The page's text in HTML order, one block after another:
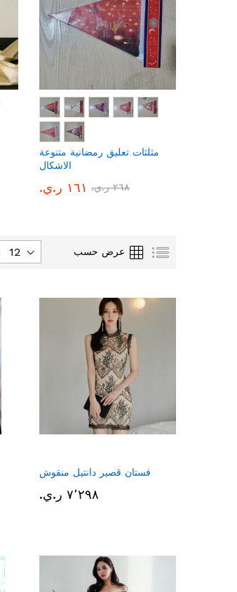
مثلثات تعليق رمضانية متنوعة
الاشكال
١٦١ ر.ي.‏ ٢٦٨ ر.ي.‏
عرض حسب الشبكةقائمة
فستان قصير دانتيل منقوش
٧٬٢٩٨ ر.ي.‏